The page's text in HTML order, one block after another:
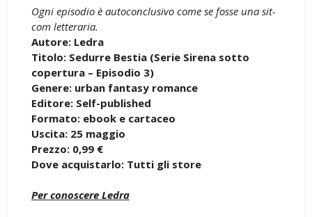
Ogni episodio è autoconclusivo come se fosse una sit-
com letteraria.
Autore: Ledra
Titolo: Sedurre Bestia (Serie Sirena sotto
copertura – Episodio 3)
Genere: urban fantasy romance
Editore: Self-published
Formato: ebook e cartaceo
Uscita: 25 maggio
Prezzo: 0,99 €
Dove acquistarlo: Tutti gli store
Per conoscere Ledra